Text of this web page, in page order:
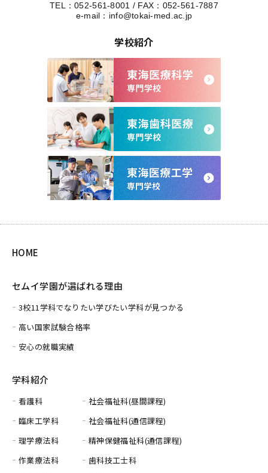
TEL：052-561-8001 / FAX：052-561-7887
e-mail： info@tokai-med.ac.jp
学校紹介
HOME
セムイ学園が選ばれる理由
3校11学科でなりたい学びたい学科が見つかる
高い国家試験合格率
安心の就職実績
学科紹介
看護科
臨床工学科
理学療法科
作業療法科
社会福祉科(昼間課程)
社会福祉科(通信課程)
精神保健福祉科(通信課程)
歯科技工士科